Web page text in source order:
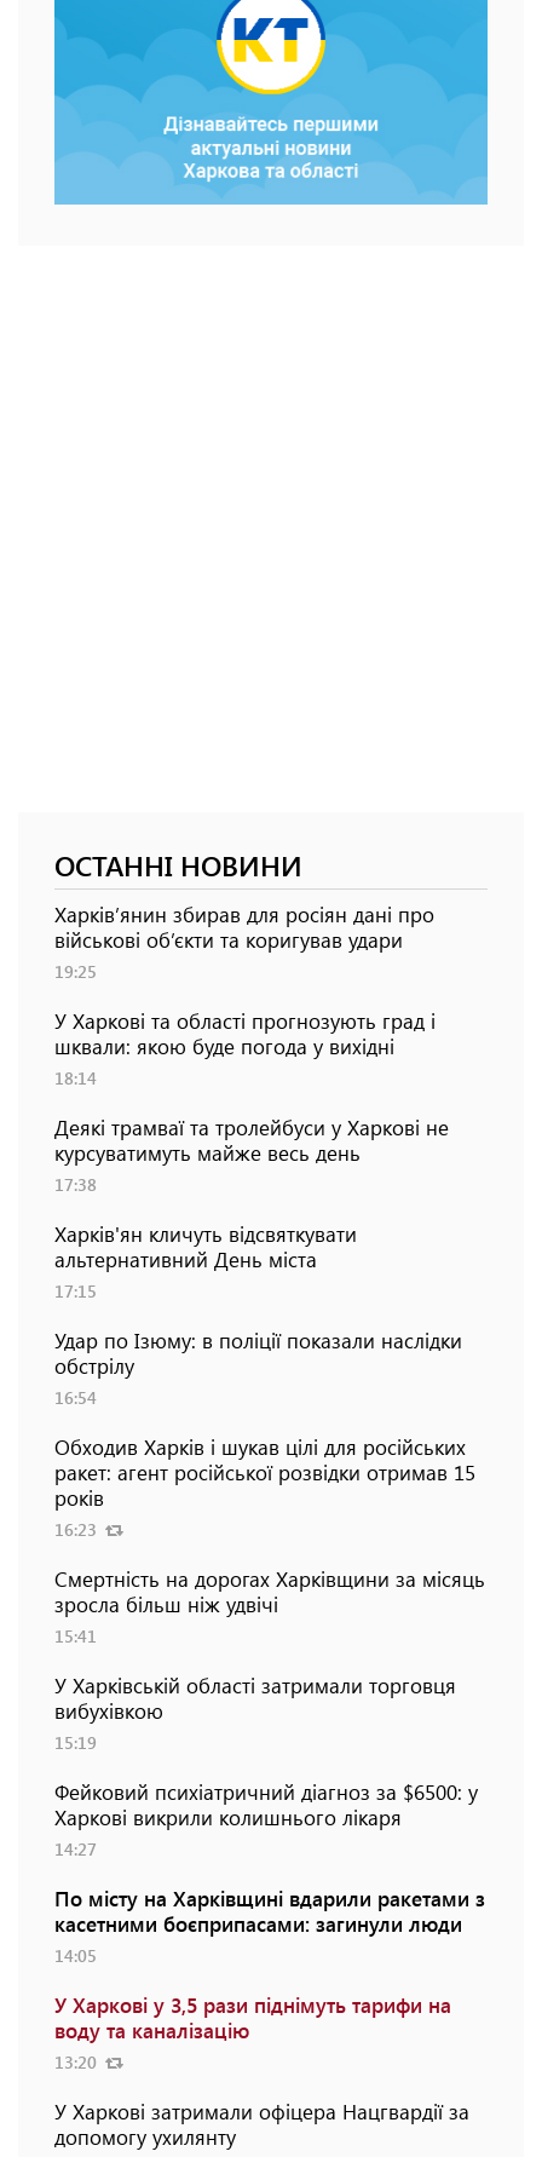
ОСТАННІ НОВИНИ
Харків’янин збирав для росіян дані про
військові об’єкти та коригував удари
19:25
У Харкові та області прогнозують град і
шквали: якою буде погода у вихідні
18:14
Деякі трамваї та тролейбуси у Харкові не
курсуватимуть майже весь день
17:38
Харків'ян кличуть відсвяткувати
альтернативний День міста
17:15
Удар по Ізюму: в поліції показали наслідки
обстрілу
16:54
Обходив Харків і шукав цілі для російських
ракет: агент російської розвідки отримав 15
років
16:23
Смертність на дорогах Харківщини за місяць
зросла більш ніж удвічі
15:41
У Харківській області затримали торговця
вибухівкою
15:19
Фейковий психіатричний діагноз за $6500: у
Харкові викрили колишнього лікаря
14:27
По місту на Харківщині вдарили ракетами з
касетними боєприпасами: загинули люди
14:05
У Харкові у 3,5 рази піднімуть тарифи на
воду та каналізацію
13:20
У Харкові затримали офіцера Нацгвардії за
допомогу ухилянту